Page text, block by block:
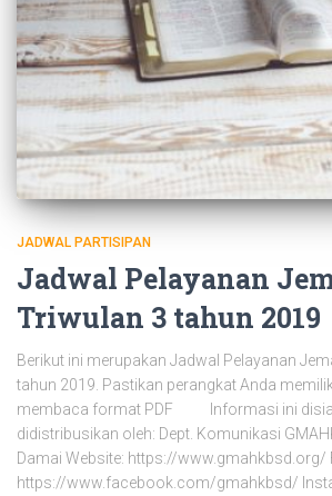
JADWAL PARTISIPAN
Jadwal Pelayanan
Triwulan 3 tahun 2019
Berikut ini merupakan Jadwal Pelayanan
tahun 2019. Pastikan perangkat Anda
membaca format PDF Informasi ini
didistribusikan oleh: Dept. Komunikasi
Damai Website: https://www.gmahkbsd.org/
https://www.facebook.com/gmahkbsd/